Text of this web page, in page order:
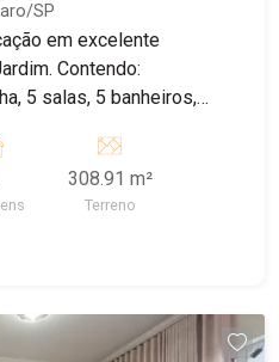
SP
em excelente
5 banheiros,
2 vagas Proximo a
2000, restaurante
padaria Modelo,
308.91 m²
Terreno